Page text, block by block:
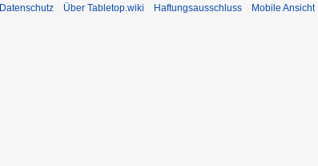
Datenschutz Über Tabletop.wiki Haftungsausschluss Mobile Ansicht